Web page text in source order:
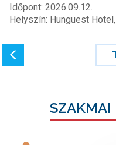
Időpont: 2026.09.12.
Helyszín: Hunguest
SZAKMAI